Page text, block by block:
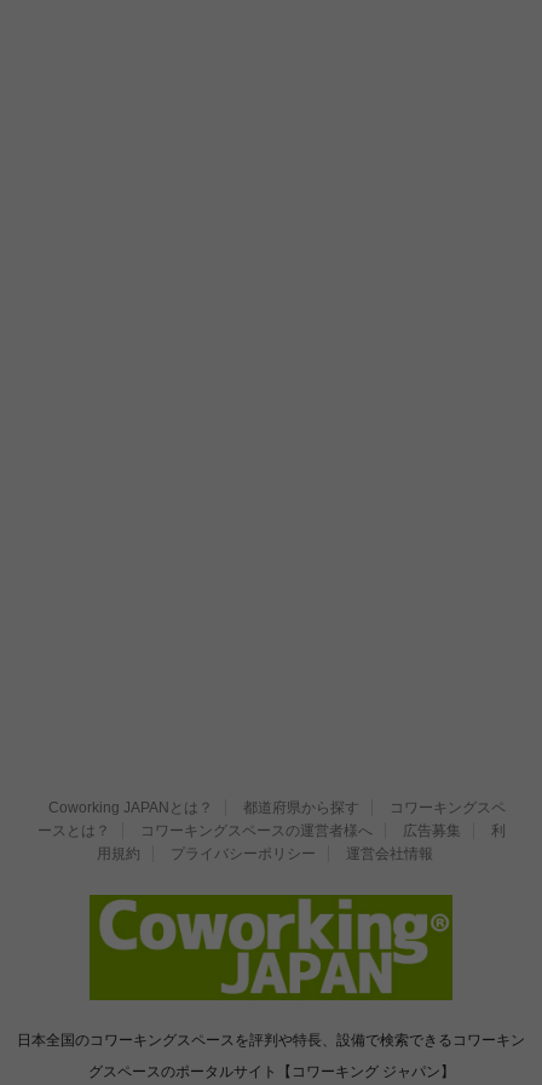
Coworking JAPANとは？ 都道府県から探す
コワーキングスペ
ースとは？
コワーキングスペースの運営者様へ 広告募集
利
用規約
プライバシーポリシー 運営会社情報
日本全国のコワーキングスペースを評判や特長、設備で検索できるコワーキン
グスペースのポータルサイト【コワーキング ジャパン】